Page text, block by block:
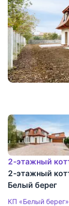
2-этажный
2-этажный
Белый берег
КП «Белый берег»